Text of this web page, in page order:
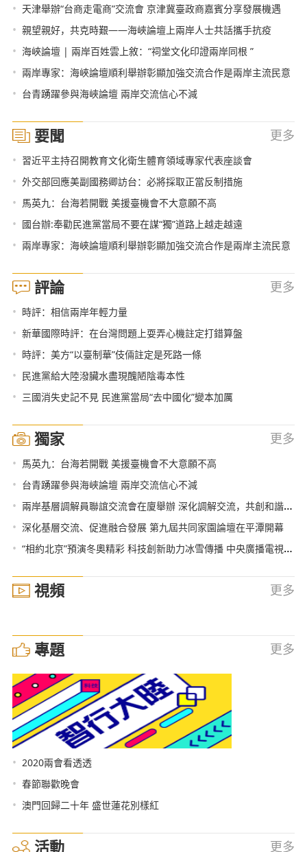
• 天津舉辦“台商走電商”交流會 京津冀臺政商嘉賓分享發展機遇
• 親望親好，共克時艱——海峽論壇上兩岸人士共話攜手抗疫
• 海峽論壇 | 兩岸百姓雲上敘：“祠堂文化印證兩岸同根 ”
• 兩岸專家：海峽論壇順利舉辦彰顯加強交流合作是兩岸主流民意
• 台青踴躍參與海峽論壇 兩岸交流信心不減
要聞 更多
• 習近平主持召開教育文化衛生體育領域專家代表座談會
• 外交部回應美副國務卿訪台：必將採取正當反制措施
• 馬英九：台海若開戰 美援臺機會不大意願不高
• 國台辦:奉勸民進黨當局不要在謀“獨”道路上越走越遠
• 兩岸專家：海峽論壇順利舉辦彰顯加強交流合作是兩岸主流民意
評論 更多
• 時評：相信兩岸年輕力量
• 新華國際時評：在台灣問題上耍弄心機註定打錯算盤
• 時評：美方“以臺制華”伎倆註定是死路一條
• 民進黨給大陸潑臟水盡現醜陋陰毒本性
• 三國消失史記不見 民進黨當局“去中國化”變本加厲
獨家 更多
• 馬英九：台海若開戰 美援臺機會不大意願不高
• 台青踴躍參與海峽論壇 兩岸交流信心不減
• 兩岸基層調解員聯誼交流會在廈舉辦 深化調解交流，共創和諧家園
• 深化基層交流、促進融合發展 第九屆共同家園論壇在平潭開幕
• “相約北京”預演冬奧精彩 科技創新助力冰雪傳播 中央廣播電視總臺與北京冬奧組委簽署合作協議
視頻 更多
專題 更多
• 2020兩會看透透
• 春節聯歡晚會
• 澳門回歸二十年 盛世蓮花別樣紅
活動 更多